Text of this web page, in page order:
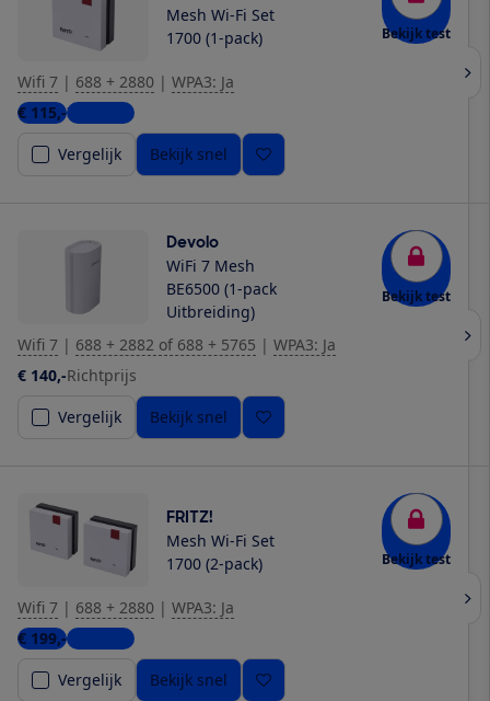
Mesh Wi-Fi Set
1700 (1-pack)
Bekijk test
Wifi 7 | 688 + 2880 | WPA3: Ja
€ 115,-7 winkels
Vergelijk
Bekijk snel
Devolo
WiFi 7 Mesh
BE6500 (1-pack
Uitbreiding)
Bekijk test
Wifi 7 | 688 + 2882 of 688 + 5765 | WPA3: Ja
€ 140,-Richtprijs
Vergelijk
Bekijk snel
FRITZ!
Mesh Wi-Fi Set
1700 (2-pack)
Bekijk test
Wifi 7 | 688 + 2880 | WPA3: Ja
€ 199,-6 winkels
Vergelijk
Bekijk snel